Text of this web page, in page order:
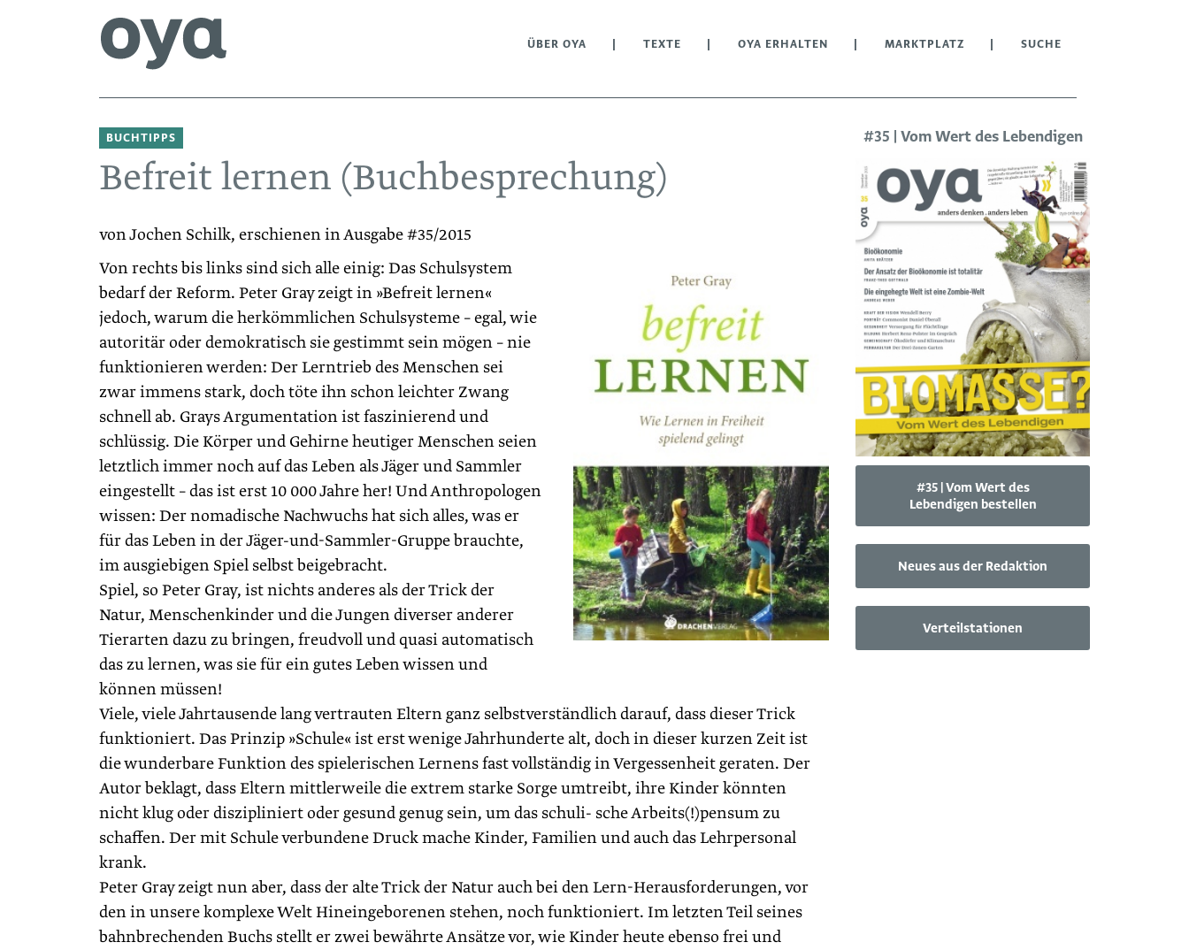
ÜBER OYA TEXTE OYA ERHALTEN MARKTPLATZ SUCHE
BUCHTIPPS
Befreit lernen (Buchbesprechung)
von Jochen Schilk, erschienen in Ausgabe #35/2015
Von rechts bis links sind sich alle einig: Das Schulsystem
bedarf der Reform. Peter Gray zeigt in »Befreit lernen«
jedoch, warum die herkömmlichen Schulsysteme – egal, wie
autoritär oder demokratisch sie gestimmt sein mögen – nie
funktionieren werden: Der Lerntrieb des Menschen sei
zwar immens stark, doch töte ihn schon leichter Zwang
schnell ab. Grays Argumentation ist faszinierend und
schlüssig. Die Körper und Gehirne heutiger Menschen seien
letztlich immer noch auf das Leben als Jäger und Sammler
eingestellt – das ist erst 10 000 Jahre her! Und Anthropologen
wissen: Der nomadische Nachwuchs hat sich alles, was er
für das Leben in der Jäger-und-Sammler-Gruppe brauchte,
im ausgiebigen Spiel selbst beigebracht.
Spiel, so Peter Gray, ist nichts anderes als der Trick der
Natur, Menschenkinder und die Jungen diverser anderer
Tierarten dazu zu bringen, freudvoll und quasi automatisch
das zu lernen, was sie für ein gutes Leben wissen und
können müssen!
Viele, viele Jahrtausende lang vertrauten Eltern ganz selbstverständlich darauf, dass dieser Trick
funktioniert. Das Prinzip »Schule« ist erst wenige Jahrhunderte alt, doch in dieser kurzen Zeit ist
die wunderbare Funktion des spielerischen Lernens fast vollständig in Vergessenheit geraten. Der
Autor beklagt, dass Eltern mittlerweile die extrem starke Sorge umtreibt, ihre Kinder könnten
nicht klug oder diszipliniert oder gesund genug sein, um das schuli- sche Arbeits(!)pensum zu
schaffen. Der mit Schule verbundene Druck mache Kinder, Familien und auch das Lehrpersonal
krank.
Peter Gray zeigt nun aber, dass der alte Trick der Natur auch bei den Lern-Herausforderungen, vor
den in unsere komplexe Welt Hineingeborenen stehen, noch funktioniert. Im letzten Teil seines
bahnbrechenden Buchs stellt er zwei bewährte Ansätze vor, wie Kinder heute ebenso frei und
#35 | Vom Wert des Lebendigen
#35 | Vom Wert des
Lebendigen bestellen
Neues aus der Redaktion
Verteilstationen